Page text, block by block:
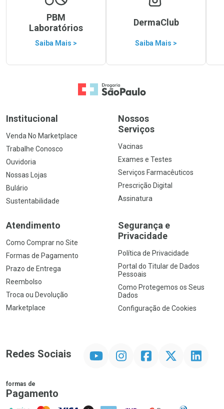
PBM
Laboratórios
Saiba Mais >
DermaClub
Saiba Mais >
Ir para a Home
Institucional
Venda No Marketplace
Trabalhe Conosco
Ouvidoria
Nossas Lojas
Bulário
Sustentabilidade
Nossos
Serviços
Vacinas
Exames e Testes
Serviços Farmacêuticos
Prescrição Digital
Assinatura
Atendimento
Como Comprar no Site
Formas de Pagamento
Prazo de Entrega
Reembolso
Troca ou Devolução
Marketplace
Segurança e
Privacidade
Política de Privacidade
Portal do Titular de Dados
Pessoais
Como Protegemos os Seus
Dados
Configuração de Cookies
Redes Sociais InstagramFacebookTwitter Linkedin
formas de
Pagamento